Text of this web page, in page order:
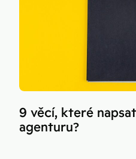
9 věcí, které
agenturu?